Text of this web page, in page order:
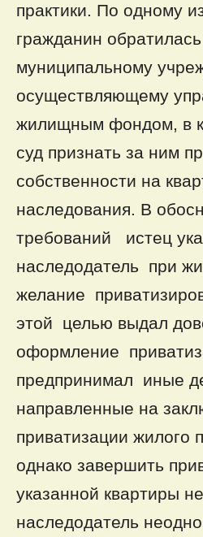
практики. По одному
гражданин
муниципальному
осуществляющему
жилищным фондом, в
суд признать за ним
собственности на
наследования. В
требований истец
наследодатель при
желание
этой целью выдал
оформление
предпринимал иные
направленные на
приватизации жилого
однако завершить
указанной квартиры
наследодатель